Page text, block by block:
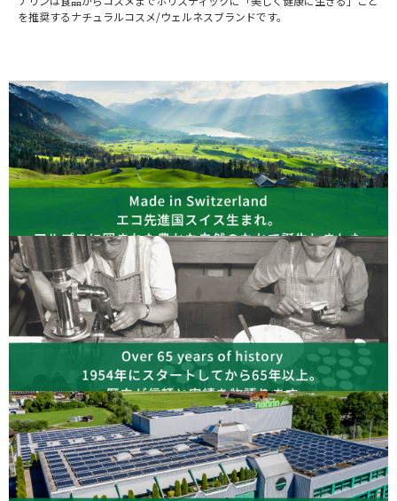
を推奨するナチュラルコスメ/ウェルネスブランドです。